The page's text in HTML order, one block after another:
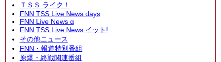
ＴＳＳ ライク！
FNN TSS Live News days
FNN Live News α
FNN TSS Live News イット!
その他ニュース
FNN・報道特別番組
原爆・終戦関連番組